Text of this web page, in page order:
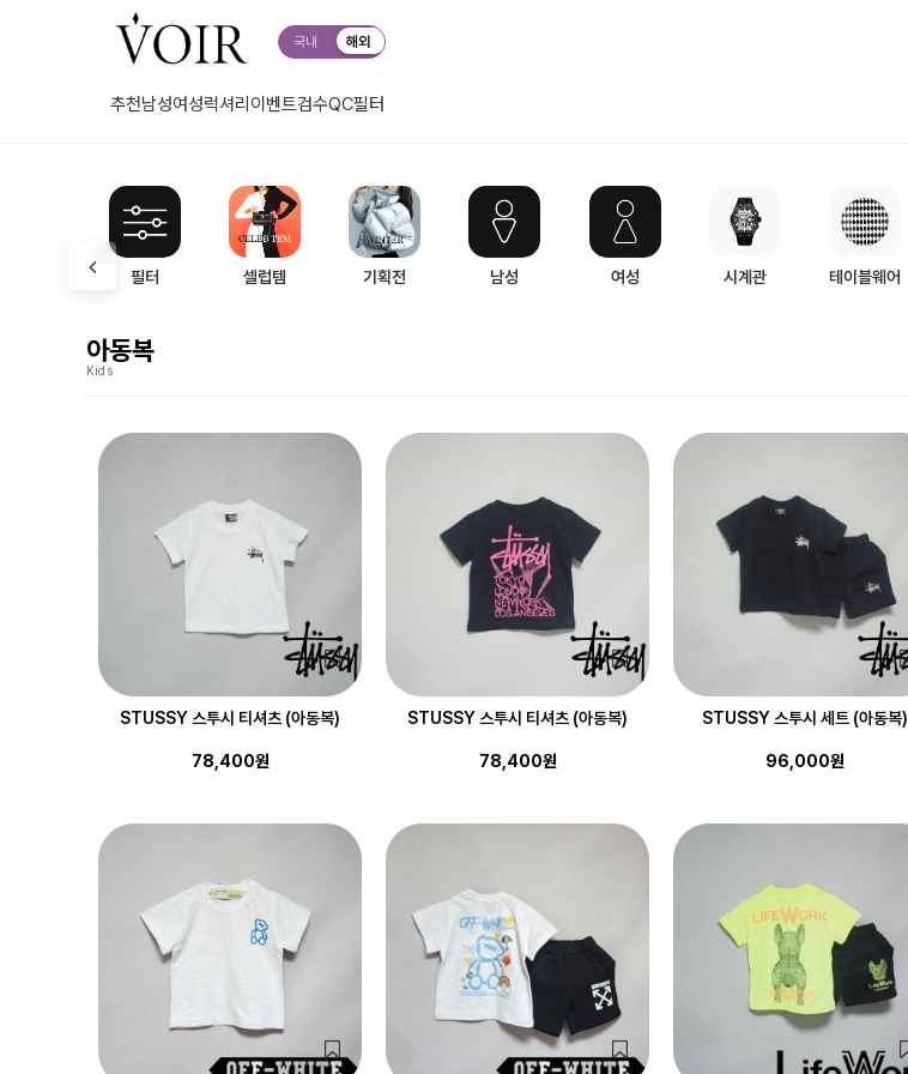
국내 해외
추천남성여성럭셔리 이벤트검수QC필터
필터 셀럽템 기획전 남성 여성 시계관 테이블웨어
아동복
Kids
STUSSY 스투시 티셔츠 (아동복)
78,400원
STUSSY 스투시 티셔츠 (아동복)
78,400원
STUSSY 스투시 세트 (아동복)
96,000원